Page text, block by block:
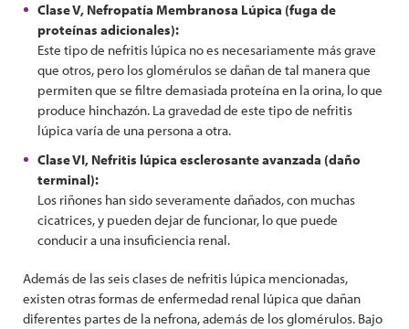
Clase V, Nefropatía Membranosa Lúpica (fuga de
proteínas adicionales):
Este tipo de nefritis lúpica no es necesariamente más grave
que otros, pero los glomérulos se dañan de tal manera que
permiten que se filtre demasiada proteína en la orina, lo que
produce hinchazón. La gravedad de este tipo de nefritis
lúpica varía de una persona a otra.
Clase VI, Nefritis lúpica esclerosante avanzada (daño
terminal):
Los riñones han sido severamente dañados, con muchas
cicatrices, y pueden dejar de funcionar, lo que puede
conducir a una insuficiencia renal.
Además de las seis clases de nefritis lúpica mencionadas,
existen otras formas de enfermedad renal lúpica que dañan
diferentes partes de la nefrona, además de los glomérulos. Bajo